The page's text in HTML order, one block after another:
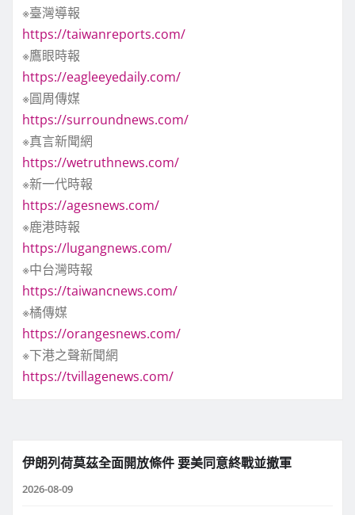
※臺灣導報
https://taiwanreports.com/
※鷹眼時報
https://eagleeyedaily.com/
※圓周傳媒
https://surroundnews.com/
※真言新聞網
https://wetruthnews.com/
※新一代時報
https://agesnews.com/
※鹿港時報
https://lugangnews.com/
※中台灣時報
https://taiwancnews.com/
※橘傳媒
https://orangesnews.com/
※下港之聲新聞網
https://tvillagenews.com/
伊朗列荷莫茲全面開放條件 要美同意終戰並撤軍
2026-08-09